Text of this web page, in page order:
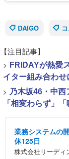
DAIGO
【注目記事】
> FRIDAYが熱愛
イター組み合わ
> 乃木坂46・中西
「相変わらず」「
業務システムの
休125日
株式会社リーディ